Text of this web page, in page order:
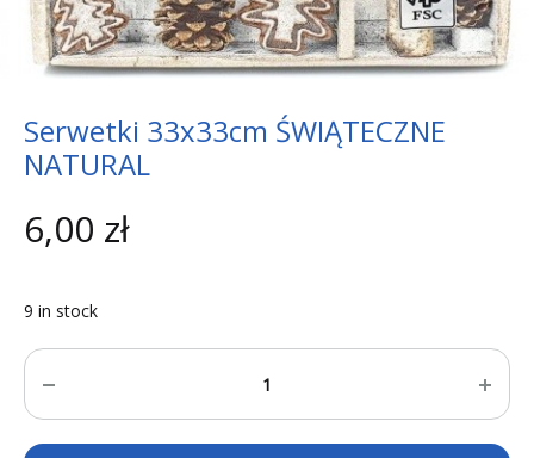
Serwetki 33x33cm ŚWIĄTECZNE
NATURAL
6,00 zł
9 in stock
Quantity